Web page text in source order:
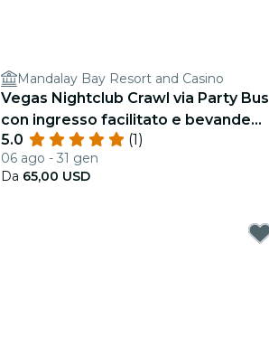
Mandalay Bay Resort and Casino
Vegas Nightclub Crawl via Party Bus
con ingresso facilitato e bevande
gratuite
5.0 (1)
06 ago - 31 gen
Da 65,00 USD